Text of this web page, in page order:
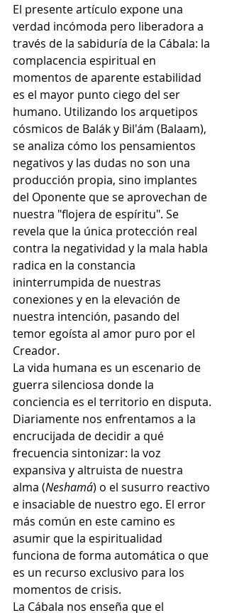
El presente artículo expone una
verdad incómoda pero liberadora a
través de la sabiduría de la Cábala: la
complacencia espiritual en
momentos de aparente estabilidad
es el mayor punto ciego del ser
humano. Utilizando los arquetipos
cósmicos de Balák y Bil'ám (Balaam),
se analiza cómo los pensamientos
negativos y las dudas no son una
producción propia, sino implantes
del Oponente que se aprovechan de
nuestra "flojera de espíritu". Se
revela que la única protección real
contra la negatividad y la mala habla
radica en la constancia
ininterrumpida de nuestras
conexiones y en la elevación de
nuestra intención, pasando del
temor egoísta al amor puro por el
Creador.
La vida humana es un escenario de
guerra silenciosa donde la
conciencia es el territorio en disputa.
Diariamente nos enfrentamos a la
encrucijada de decidir a qué
frecuencia sintonizar: la voz
expansiva y altruista de nuestra
alma (Neshamá) o el susurro reactivo
e insaciable de nuestro ego. El error
más común en este camino es
asumir que la espiritualidad
funciona de forma automática o que
es un recurso exclusivo para los
momentos de crisis.
La Cábala nos enseña que el